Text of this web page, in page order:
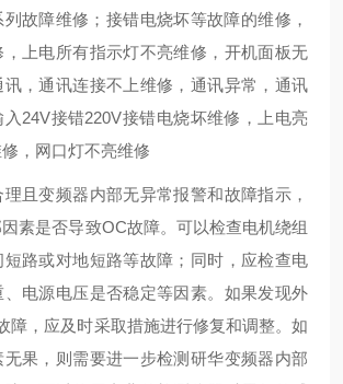
列故障维修；接错电烧坏等故障的维修，
，上电所有指示灯不亮维修，开机面板无
讯，通讯连接不上维修，通讯异常，通讯
24V接错220V接错电烧坏维修，上电亮
，网口灯不亮维修
且变频器内部无异常报警和故障指示，
素是否导致OC故障。可以检查电机绕组
短路或对地短路等故障；同时，应检查电
电源电压是否稳定等因素。如果发现外
障，应及时采取措施进行修复和调整。如
果，则需要进一步检测研华变频器内部